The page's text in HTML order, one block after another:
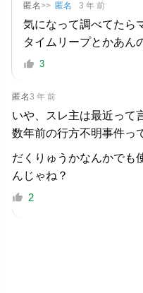
匿名>> 匿名 3 年 前
気になって調べてたら
タイムリープとかあん
3
匿名3 年 前
いや、スレ主は最近って
数年前の行方不明事件っ
だくりゅうかなんかでも
んじゃね？
2